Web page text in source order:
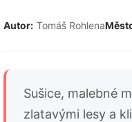
Autor: Tomáš Rohlena
Sušice, malebné
zlatavými lesy a